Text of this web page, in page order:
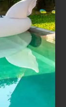
paiement
nos
pour garantir un
sécurisé.